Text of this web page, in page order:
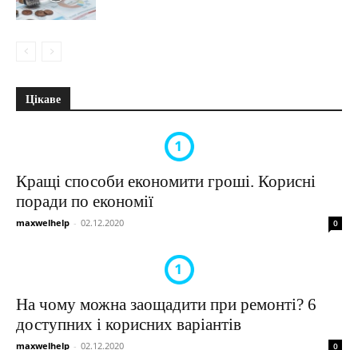
Цікаве
Кращі способи економити гроші. Корисні
поради по економії
maxwelhelp - 02.12.2020 0
На чому можна заощадити при ремонті? 6
доступних і корисних варіантів
maxwelhelp - 02.12.2020 0